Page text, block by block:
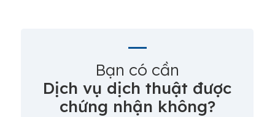
Bạn có cần
Dịch vụ dịch thuật được
chứng nhận không?